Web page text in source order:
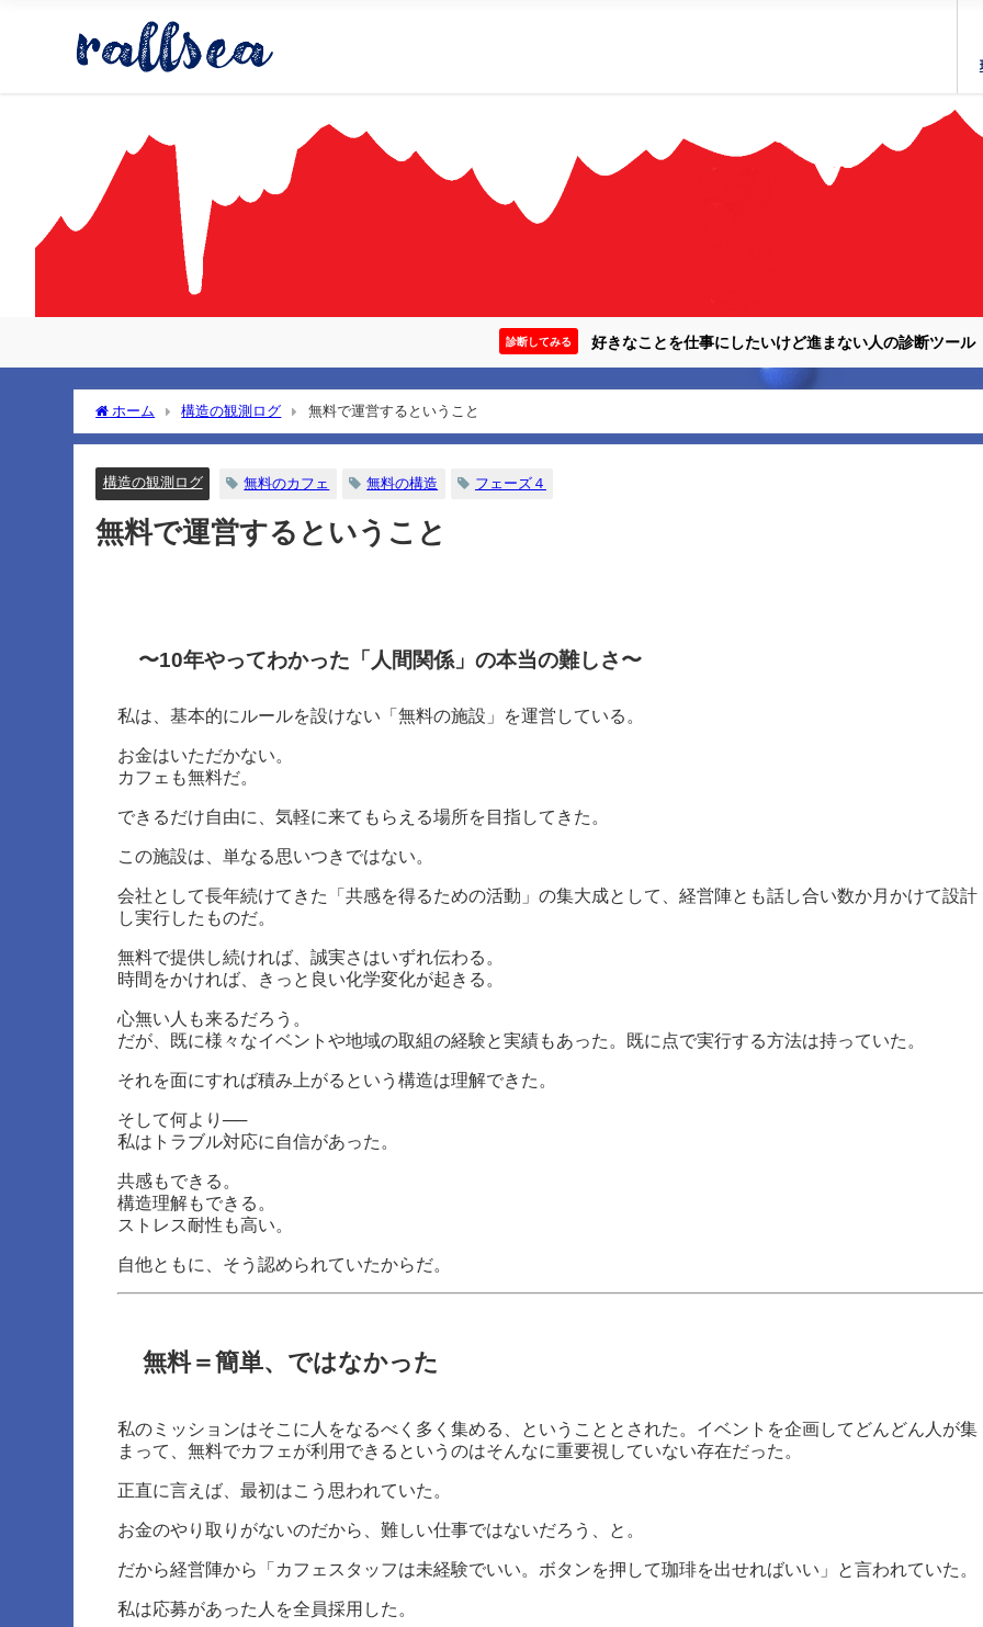
診断してみる 好きなことを仕事にしたいけど進まない人の診断ツール
ホーム 構造の観測ログ 無料で運営するということ
構造の観測ログ 無料のカフェ 無料の構造 フェーズ４
無料で運営するということ
〜10年やってわかった「人間関係」の本当の難しさ〜
私は、基本的にルールを設けない「無料の施設」を運営している。
お金はいただかない。
カフェも無料だ。
できるだけ自由に、気軽に来てもらえる場所を目指してきた。
この施設は、単なる思いつきではない。
会社として長年続けてきた「共感を得るための活動」の集大成として、経営陣とも話し合い数か月かけて設計
し実行したものだ。
無料で提供し続ければ、誠実さはいずれ伝わる。
時間をかければ、きっと良い化学変化が起きる。
心無い人も来るだろう。
だが、既に様々なイベントや地域の取組の経験と実績もあった。既に点で実行する方法は持っていた。
それを面にすれば積み上がるという構造は理解できた。
そして何より──
私はトラブル対応に自信があった。
共感もできる。
構造理解もできる。
ストレス耐性も高い。
自他ともに、そう認められていたからだ。
無料＝簡単、ではなかった
私のミッションはそこに人をなるべく多く集める、ということとされた。イベントを企画してどんどん人が集
まって、無料でカフェが利用できるというのはそんなに重要視していない存在だった。
正直に言えば、最初はこう思われていた。
お金のやり取りがないのだから、難しい仕事ではないだろう、と。
だから経営陣から「カフェスタッフは未経験でいい。ボタンを押して珈琲を出せればいい」と言われていた。
私は応募があった人を全員採用した。